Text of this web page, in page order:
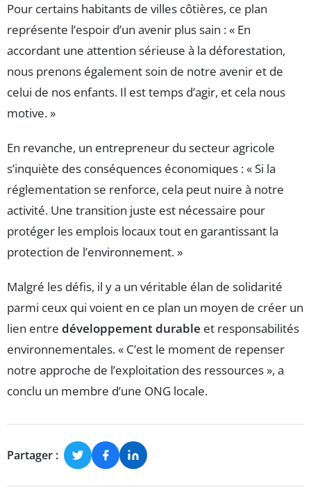
Pour certains habitants de villes côtières, ce plan
représente l’espoir d’un avenir plus sain : « En
accordant une attention sérieuse à la déforestation,
nous prenons également soin de notre avenir et de
celui de nos enfants. Il est temps d’agir, et cela nous
motive. »
En revanche, un entrepreneur du secteur agricole
s’inquiète des conséquences économiques : « Si la
réglementation se renforce, cela peut nuire à notre
activité. Une transition juste est nécessaire pour
protéger les emplois locaux tout en garantissant la
protection de l’environnement. »
Malgré les défis, il y a un véritable élan de solidarité
parmi ceux qui voient en ce plan un moyen de créer un
lien entre développement durable et responsabilités
environnementales. « C’est le moment de repenser
notre approche de l’exploitation des ressources », a
conclu un membre d’une ONG locale.
Partager :